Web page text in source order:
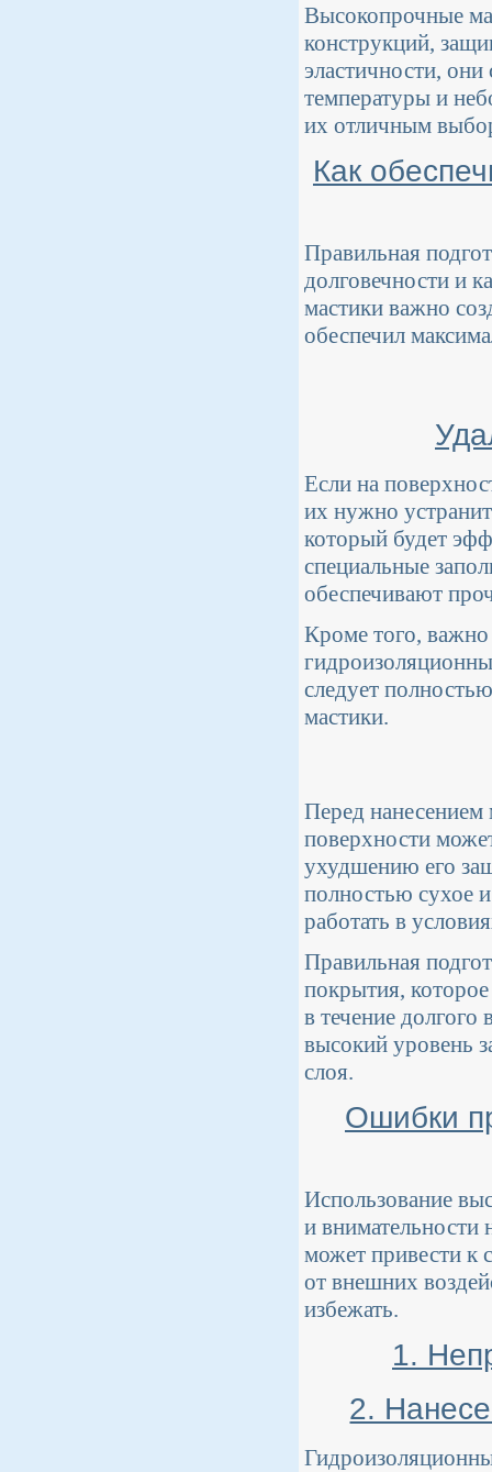
Высокопрочные
конструкций,
эластичности,
температуры и
их отличным
Как
Правильная
долговечности и
мастики важно
обеспечил
Если на
их нужно
который будет
специальные
обеспечивают
Кроме того, важно
следует
мастики.
Перед нанесением
поверхности
ухудшению его
полностью сухое
работать в
Правильная
покрытия,
в течение
высокий уровень
слоя.
Ошибки
Использование
и внимательности
может привести к
от внешних
избежать.
1.
2.